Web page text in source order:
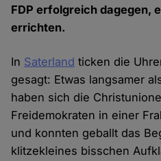
FDP erfolgreich dagegen,
errichten.
In Saterland ticken die
gesagt: Etwas langsamer
haben sich die
Freidemokraten in einer
und konnten geballt das
klitzekleines bisschen